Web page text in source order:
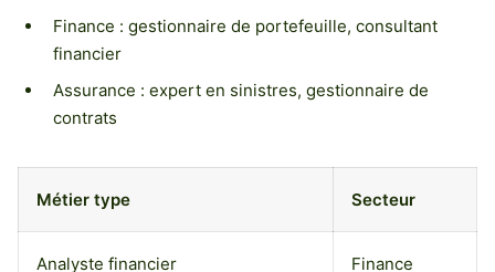
Finance : gestionnaire de portefeuille, consultant
financier
Assurance : expert en sinistres, gestionnaire de
contrats
Métier type Secteur
Analyste financier Finance